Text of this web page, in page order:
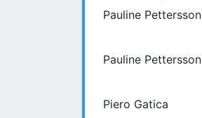
Pauline Pettersson
Pauline Pettersson
Piero Gatica